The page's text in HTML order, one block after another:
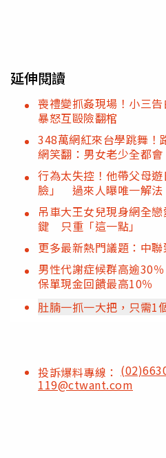
延伸閱讀
喪禮變抓姦現場！小三
暴怒互毆險翻棺
348萬網紅來台學跳舞
網笑翻：男女老少全都會
行為太失控！他帶父母
臉」 過來人曝唯一解法
吊車大王女兒現身網全
鍵 只重「這一點」
更多最新熱門議題：中
男性代謝症候群高逾30
保單現金回饋最高10％
肚腩一抓一大把，只需1
投訴爆料專線：
119@ctwant.com